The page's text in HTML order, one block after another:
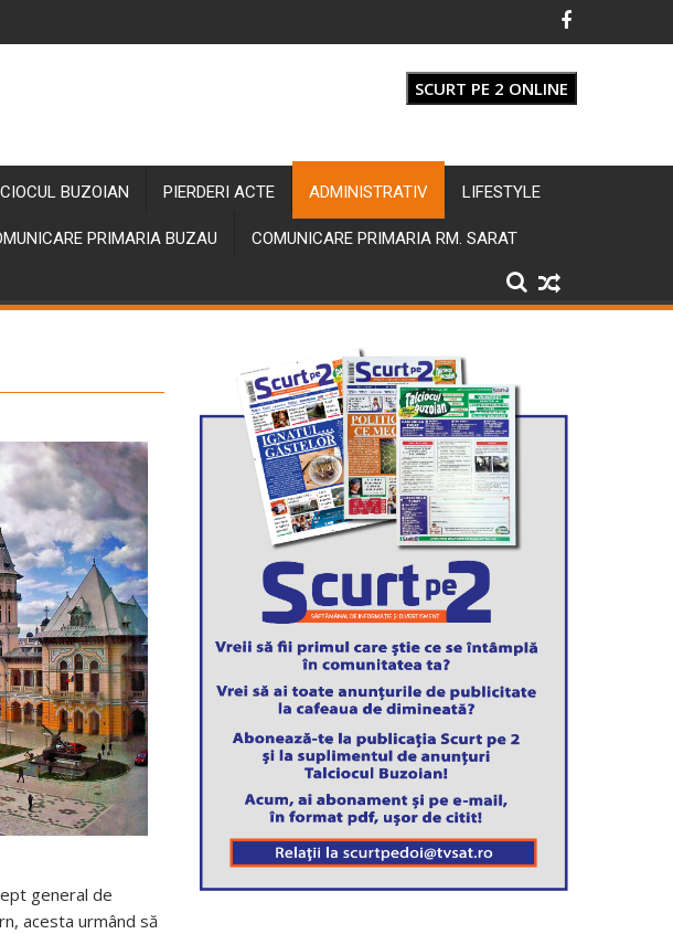
SCURT PE 2 ONLINE
BUZOIAN PIERDERI ACTE ADMINISTRATIV LIFESTYLE
PRIMARIA BUZAU COMUNICARE PRIMARIA RM. SARAT
general de
acesta urmând să